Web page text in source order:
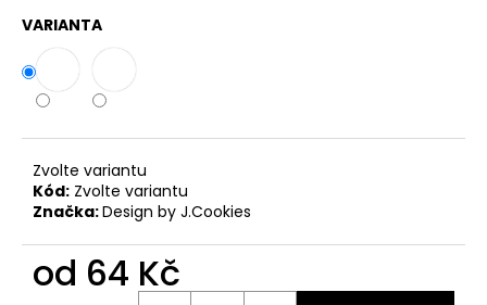
VARIANTA
Zvolte variantu
Kód: Zvolte variantu
Značka:Design by J.Cookies
od 64 Kč
D
o
p
o
č
u